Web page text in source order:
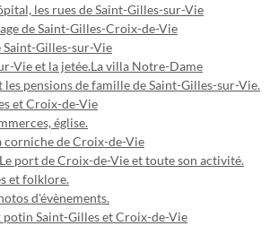
les rues de Saint-Gilles-sur-Vie
de Saint-Gilles-Croix-de-Vie
Saint-Gilles-sur-Vie
Vie et la jetée.La villa Notre-Dame
les pensions de famille de Saint-Gilles-sur-Vie.
et Croix-de-Vie
église.
corniche de Croix-de-Vie
Le port de Croix-de-Vie et toute son activité.
et folklore.
d'évènements.
Saint-Gilles et Croix-de-Vie